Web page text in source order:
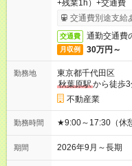
+残業1h）+交通費
交通費別途支給
交通費 通勤交通費
月収例 30万円～
勤務地
東京都千代田区
秋葉原駅から徒歩
不動産業
勤務時間 ★9:00～17:30（休
期間 2026年9月～長期